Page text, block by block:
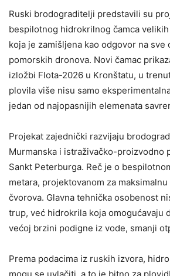
Ruski brodograditelji predstavili su
bespilotnog hidrokrilnog čamca
koja je zamišljena kao odgovor na
pomorskih dronova. Novi čamac
izložbi Flota-2026 u Kronštatu, u
plovila više nisu samo
jedan od najopasnijih elemenata
Projekat zajednički razvijaju
Murmanska i istraživačko-proizvodno
Sankt Peterburga. Reč je o
metara, projektovanom za
čvorova. Glavna tehnička osobenost
trup, već hidrokrila koja omogućavaju
većoj brzini podigne iz vode, smanji
Prema podacima iz ruskih izvora,